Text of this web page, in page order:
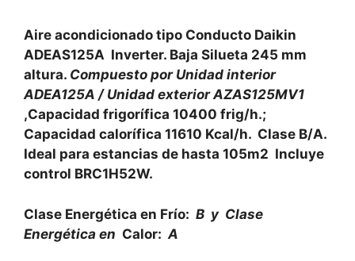
Aire acondicionado tipo Conducto Daikin
ADEAS125A Inverter. Baja Silueta 245 mm
altura. Compuesto por Unidad interior
ADEA125A / Unidad exterior AZAS125MV1
,Capacidad frigorífica 10400 frig/h.;
Capacidad calorífica 11610 Kcal/h. Clase B/A.
Ideal para estancias de hasta 105m2 Incluye
control BRC1H52W.
Clase Energética en Frío: B y Clase
Energética en Calor: A